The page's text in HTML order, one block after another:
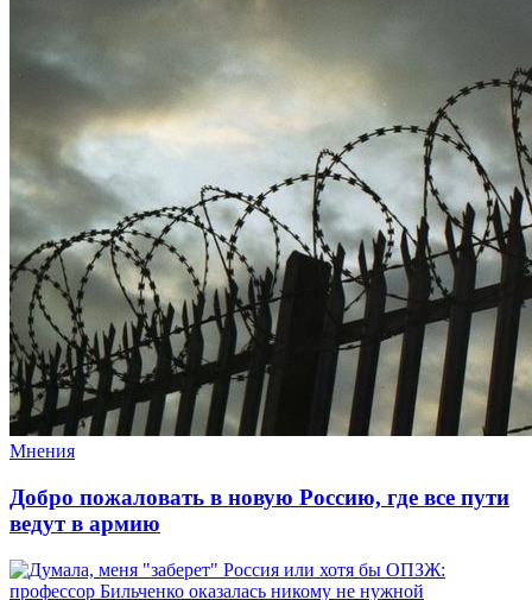
Мнения
Добро пожаловать в новую Россию, где все пути
ведут в армию